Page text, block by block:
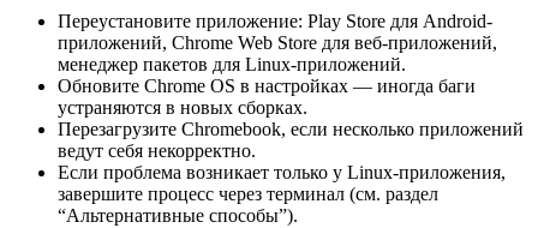
Переустановите приложение: Play Store для Android-
приложений, Chrome Web Store для веб-приложений,
менеджер пакетов для Linux-приложений.
Обновите Chrome OS в настройках — иногда баги
устраняются в новых сборках.
Перезагрузите Chromebook, если несколько приложений
ведут себя некорректно.
Если проблема возникает только у Linux-приложения,
завершите процесс через терминал (см. раздел
“Альтернативные способы”).